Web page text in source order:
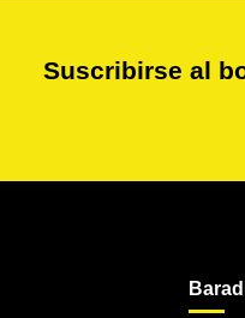
Suscribirse al